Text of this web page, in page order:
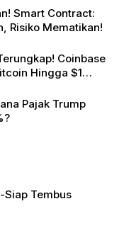
Smart Contract:
Risiko Mematikan!
Coinbase
Hingga $1
Pajak Trump
Siap Tembus